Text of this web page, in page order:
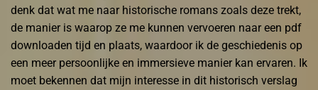
denk dat wat me naar historische romans zoals deze trekt,
de manier is waarop ze me kunnen vervoeren naar een pdf
downloaden tijd en plaats, waardoor ik de geschiedenis op
een meer persoonlijke en immersieve manier kan ervaren. Ik
moet bekennen dat mijn interesse in dit historisch verslag